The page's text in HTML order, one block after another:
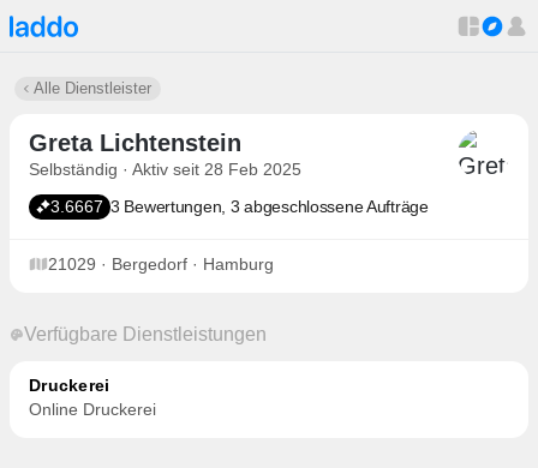
Alle Dienstleister
Greta Lichtenstein
Selbständig · Aktiv seit 28 Feb 2025
3.6667 3 Bewertungen, 3 abgeschlossene Aufträge
21029 · Bergedorf · Hamburg
Verfügbare Dienstleistungen
Druckerei
Online Druckerei